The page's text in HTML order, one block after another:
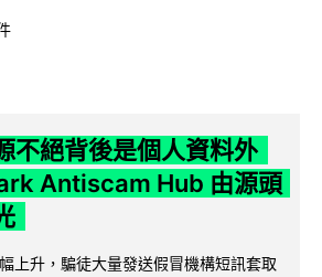
不絕背後是個人資料外
Antiscam Hub 由源頭
上升，騙徒大量發送假冒機構短訊套取